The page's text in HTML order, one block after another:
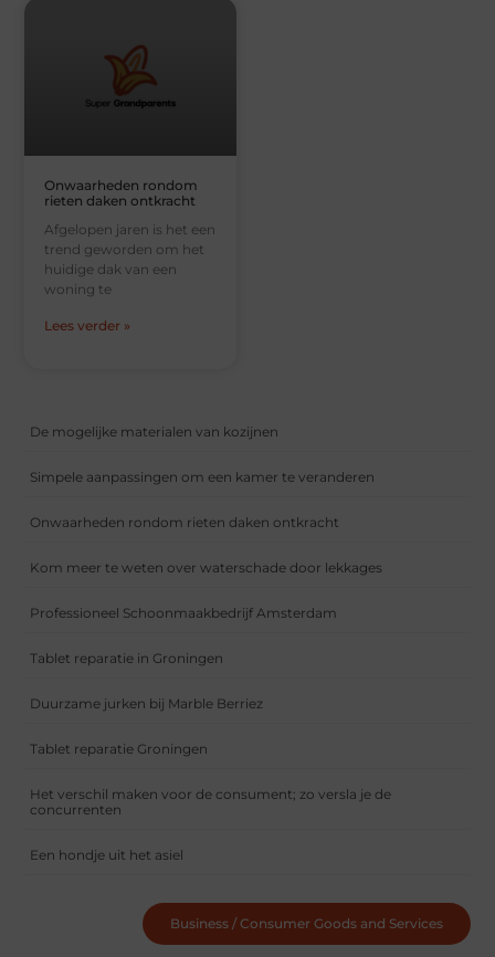
Onwaarheden rondom
rieten daken ontkracht
Afgelopen jaren is het een
trend geworden om het
huidige dak van een
woning te
Lees verder »
De mogelijke materialen van kozijnen
Simpele aanpassingen om een kamer te veranderen
Onwaarheden rondom rieten daken ontkracht
Kom meer te weten over waterschade door lekkages
Professioneel Schoonmaakbedrijf Amsterdam
Tablet reparatie in Groningen
Duurzame jurken bij Marble Berriez
Tablet reparatie Groningen
Het verschil maken voor de consument; zo versla je de
concurrenten
Een hondje uit het asiel
Business / Consumer Goods and Services